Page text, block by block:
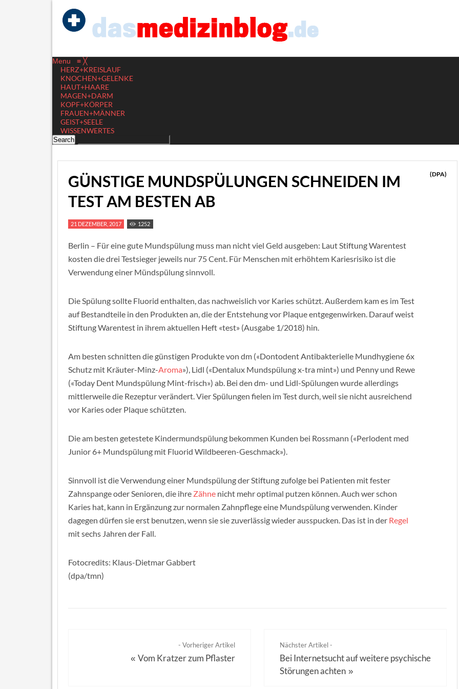
Menu ≡ ╳
HERZ+KREISLAUF
KNOCHEN+GELENKE
HAUT+HAARE
MAGEN+DARM
KOPF+KÖRPER
FRAUEN+MÄNNER
GEIST+SEELE
WISSENWERTES
GÜNSTIGE MUNDSPÜLUNGEN SCHNEIDEN IM
TEST AM BESTEN AB
(DPA)
21 DEZEMBER, 2017 1252
Berlin – Für eine gute Mundspülung muss man nicht viel Geld ausgeben: Laut Stiftung Warentest
kosten die drei Testsieger jeweils nur 75 Cent. Für Menschen mit erhöhtem Kariesrisiko ist die
Verwendung einer Mündspülung sinnvoll.
Die Spülung sollte Fluorid enthalten, das nachweislich vor Karies schützt. Außerdem kam es im Test
auf Bestandteile in den Produkten an, die der Entstehung vor Plaque entgegenwirken. Darauf weist
Stiftung Warentest in ihrem aktuellen Heft «test» (Ausgabe 1/2018) hin.
Am besten schnitten die günstigen Produkte von dm («Dontodent Antibakterielle Mundhygiene 6x
Schutz mit Kräuter-Minz-Aroma»), Lidl («Dentalux Mundspülung x-tra mint») und Penny und Rewe
(«Today Dent Mundspülung Mint-frisch») ab. Bei den dm- und Lidl-Spülungen wurde allerdings
mittlerweile die Rezeptur verändert. Vier Spülungen fielen im Test durch, weil sie nicht ausreichend
vor Karies oder Plaque schützten.
Die am besten getestete Kindermundspülung bekommen Kunden bei Rossmann («Perlodent med
Junior 6+ Mundspülung mit Fluorid Wildbeeren-Geschmack»).
Sinnvoll ist die Verwendung einer Mundspülung der Stiftung zufolge bei Patienten mit fester
Zahnspange oder Senioren, die ihre Zähne nicht mehr optimal putzen können. Auch wer schon
Karies hat, kann in Ergänzung zur normalen Zahnpflege eine Mundspülung verwenden. Kinder
dagegen dürfen sie erst benutzen, wenn sie sie zuverlässig wieder ausspucken. Das ist in der Regel
mit sechs Jahren der Fall.
Fotocredits: Klaus-Dietmar Gabbert
(dpa/tmn)
- Vorheriger Artikel
« Vom Kratzer zum Pflaster
Nächster Artikel -
Bei Internetsucht auf weitere psychische
Störungen achten »